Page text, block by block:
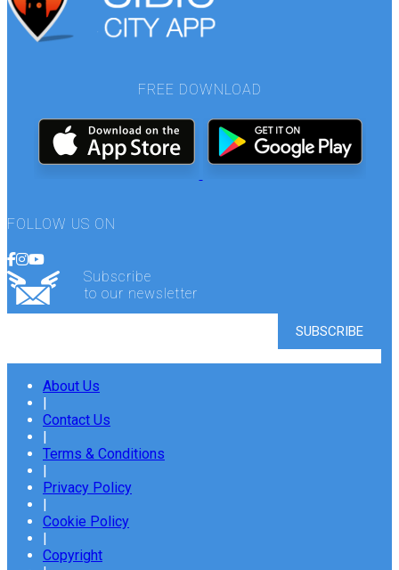
FREE DOWNLOAD
FOLLOW US ON
Subscribe
to our newsletter
About Us
|
Contact Us
|
Terms & Conditions
|
Privacy Policy
|
Cookie Policy
|
Copyright